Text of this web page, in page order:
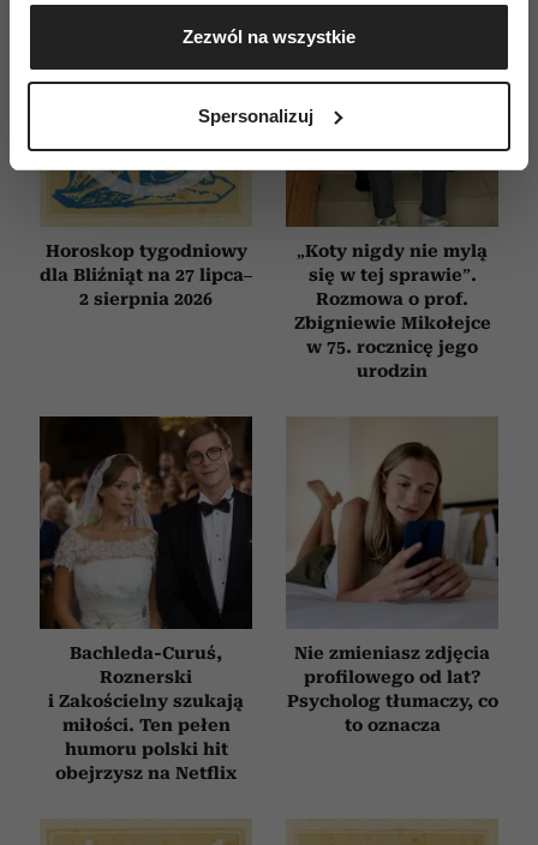
Gromadzić dane dotyczące Twojej lokalizacji
geograficznej z dokładnością nawet do kilku metrów
Identyfikować Twoje urządzenie, aktywnie
(fingerprinting, czyli wirtualny odcisk palca)
dane są przetwarzane oraz ustaw własne preferencje w
sekcji szczegółów . W Deklaracji plików cookie możesz
zmienić lub wycofać swoją zgodę w dowolnej chwili.
Wykorzystujemy pliki cookie do spersonalizowania treści
i reklam, aby oferować funkcje społecznościowe i
analizować ruch w naszej witrynie. Informacje o tym, jak
społecznościowym, reklamowym i analitycznym.
Partnerzy mogą połączyć te informacje z innymi danymi
otrzymanymi od Ciebie lub uzyskanymi podczas
korzystania z ich usług.
Zezwól na wszystkie
Spersonalizuj
Horoskop tygodniowy
dla Bliźniąt na 27 lipca–
2 sierpnia 2026
„Koty nigdy nie mylą
się w tej sprawie”.
Rozmowa o prof.
Zbigniewie Mikołejce
w 75. rocznicę jego
urodzin
Bachleda-Curuś,
Roznerski
i Zakościelny szukają
miłości. Ten pełen
humoru polski hit
obejrzysz na Netflix
Nie zmieniasz zdjęcia
profilowego od lat?
Psycholog tłumaczy, co
to oznacza